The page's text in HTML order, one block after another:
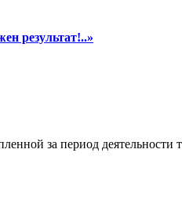
результат!..»
за период